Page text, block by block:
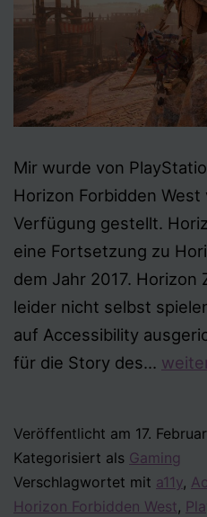
Mir wurde von
Horizon Forbidden
Verfügung gestellt.
eine Fortsetzung zu
dem Jahr 2017. Horizon
leider nicht selbst
auf Accessibility
für die Story des…
–
Test
Veröffentlicht am 17.
Kategorisiert als Gaming
Verschlagwortet mit a11y,
Horizon Forbidden West,